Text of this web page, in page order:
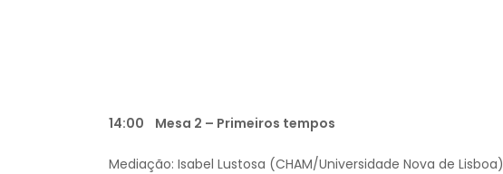
14:00 Mesa 2 – Primeiros tempos
Mediação: Isabel Lustosa (CHAM/Universidade Nova de Lisboa)